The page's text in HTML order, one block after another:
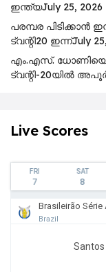
ഇന്ത്യJuly 25, 2026
പ​ര​മ്പ​ര പി​ടി​ക്കാ​ൻ
ട്വ​ന്റി20 ഇ​ന്ന്July
എം.എസ്. ധോണിയെ
ട്വന്റി-20യിൽ
Live Scores
FRI
7
SAT
8
Brasileirão Série
Brazil
Santos